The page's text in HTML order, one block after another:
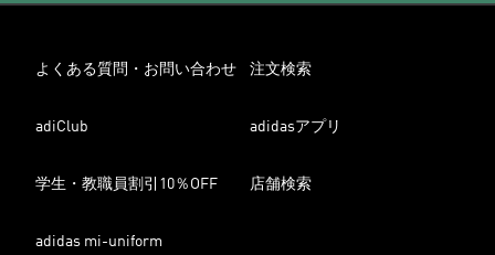
よくある質問・お問い合わせ 注文検索
adiClub adidasアプリ
学生・教職員割引10％OFF 店舗検索
adidas mi-uniform